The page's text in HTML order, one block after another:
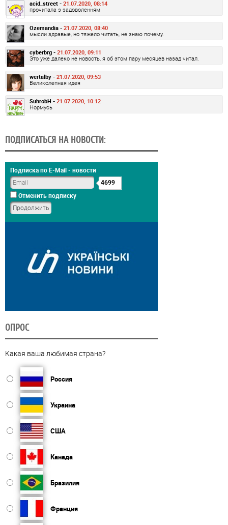
acid_street - 21.07.2020, 08:14
прочитала з задоволенням
Ozemandia - 21.07.2020, 08:40
мысли здравые, но тяжело читать, не знаю почему.
cyberbrg - 21.07.2020, 09:11
Это уже далеко не новость, я об этом пару месяцев назад читал.
wertalby - 21.07.2020, 09:53
Великолепная идея
SuhrobH - 21.07.2020, 10:12
Нормусь
ПОДПИСАТЬСЯ НА НОВОСТИ:
Подписка по E-Mail - новости
4699
Отменить подписку
ОПРОС
Какая ваша любимая страна?
Россия
Украина
США
Канада
Бразилия
Франция